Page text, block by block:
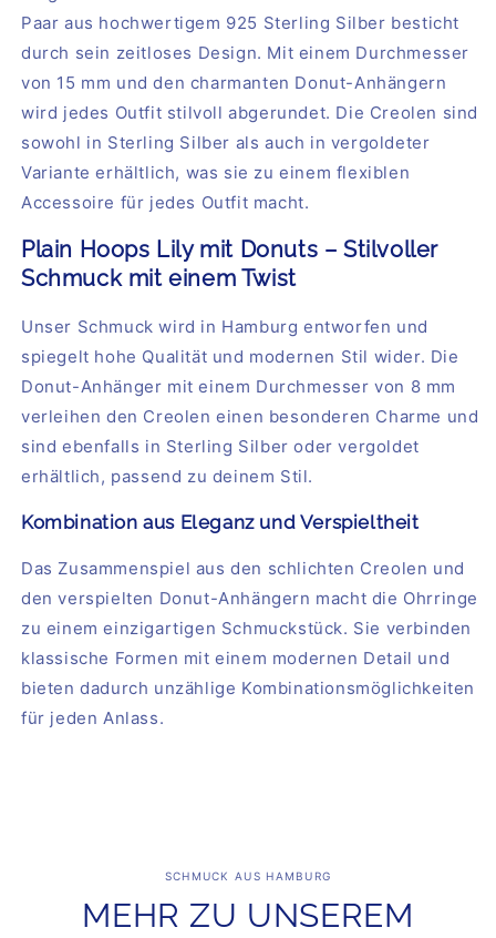
Paar aus hochwertigem 925 Sterling Silber besticht
durch sein zeitloses Design. Mit einem Durchmesser
von 15 mm und den charmanten Donut-Anhängern
wird jedes Outfit stilvoll abgerundet. Die Creolen sind
sowohl in Sterling Silber als auch in vergoldeter
Variante erhältlich, was sie zu einem flexiblen
Accessoire für jedes Outfit macht.
Plain Hoops Lily mit Donuts – Stilvoller
Schmuck mit einem Twist
Unser Schmuck wird in Hamburg entworfen und
spiegelt hohe Qualität und modernen Stil wider. Die
Donut-Anhänger mit einem Durchmesser von 8 mm
verleihen den Creolen einen besonderen Charme und
sind ebenfalls in Sterling Silber oder vergoldet
erhältlich, passend zu deinem Stil.
Kombination aus Eleganz und Verspieltheit
Das Zusammenspiel aus den schlichten Creolen und
den verspielten Donut-Anhängern macht die Ohrringe
zu einem einzigartigen Schmuckstück. Sie verbinden
klassische Formen mit einem modernen Detail und
bieten dadurch unzählige Kombinationsmöglichkeiten
für jeden Anlass.
SCHMUCK AUS HAMBURG
MEHR ZU UNSEREM